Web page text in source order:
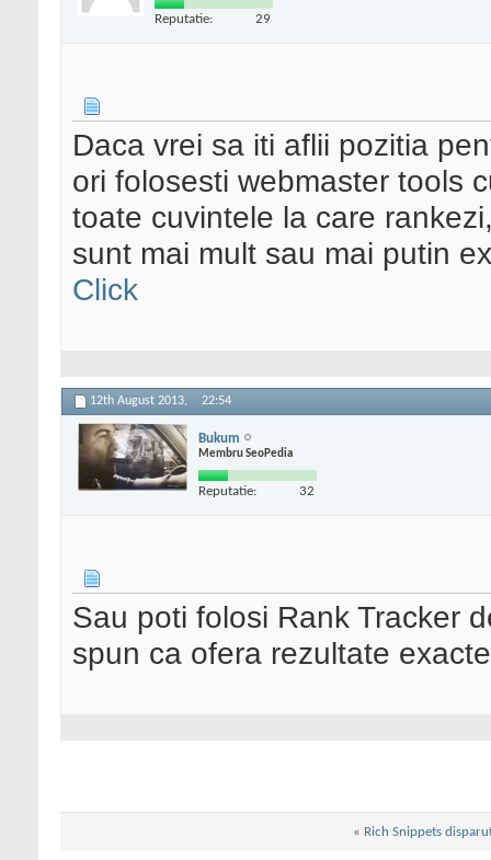
Reputatie: 29
Daca vrei sa iti aflii pozitia
ori folosesti webmaster tools
toate cuvintele la care
sunt mai mult sau mai putin
Click
12th August 2013, 22:54
Bukum
Membru SeoPedia
Reputatie: 32
Sau poti folosi Rank Tracker
spun ca ofera rezultate
« Rich Snippets